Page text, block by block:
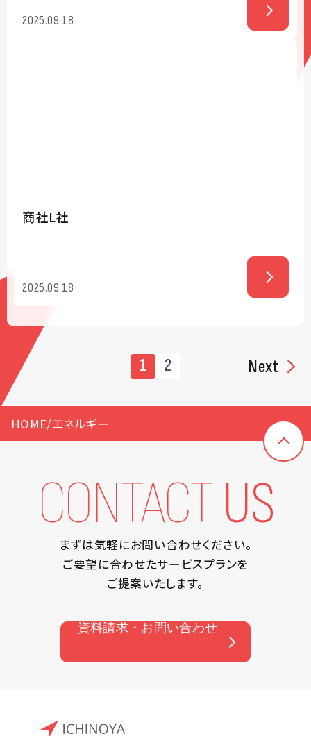
2025.09.18
商社L社
2025.09.18
1 2 Next
HOME/エネルギー
CONTACTUS
まずは気軽にお問い合わせください。
ご要望に合わせたサービスプランを
ご提案いたします。
資料請求・お問い合わせ